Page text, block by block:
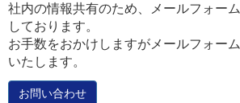
社内の情報共有のため、メールフォー
しております。
お手数をおかけしますがメールフォー
いたします。
お問い合わせ